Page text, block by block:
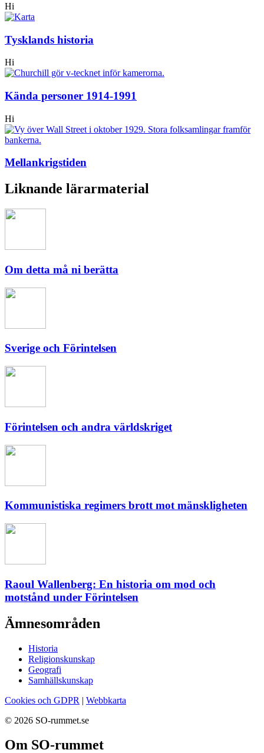
Hi
Tysklands historia
Hi
Kända personer 1914-1991
Hi
Mellankrigstiden
Liknande lärarmaterial
Om detta må ni berätta
Sverige och Förintelsen
Förintelsen och andra världskriget
Kommunistiska regimers brott mot mänskligheten
Raoul Wallenberg: En historia om mod och
motstånd under Förintelsen
Ämnesområden
Historia
Religionskunskap
Geografi
Samhällskunskap
Cookies och GDPR | Webbkarta
© 2026 SO-rummet.se
Om SO-rummet